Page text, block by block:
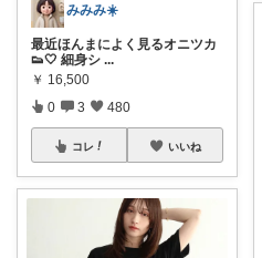
みみみ☀️
最近ほんまによく見るオニツカ
👟🤍 細身シ ...
￥ 16,500
0 3 480
コレ いいね